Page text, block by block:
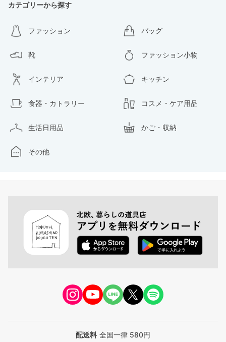
カテゴリーから探す
ファッション バッグ
靴 ファッション小物
インテリア キッチン
食器・カトラリー コスメ・ケア用品
生活日用品 かご・収納
その他
配送料 全国一律 580円